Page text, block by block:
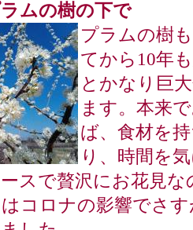
ムの樹の下で
プラムの樹
てから10年
とかなり巨
ます。本来
ば、食材を
り、時間を
スで贅沢にお花見な
コロナの影響でさ